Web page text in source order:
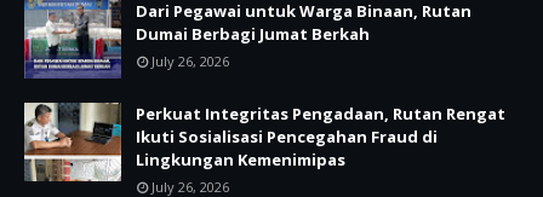
Dari Pegawai untuk Warga Binaan, Rutan
Dumai Berbagi Jumat Berkah
July 26, 2026
Perkuat Integritas Pengadaan, Rutan Rengat
Ikuti Sosialisasi Pencegahan Fraud di
Lingkungan Kemenimipas
July 26, 2026